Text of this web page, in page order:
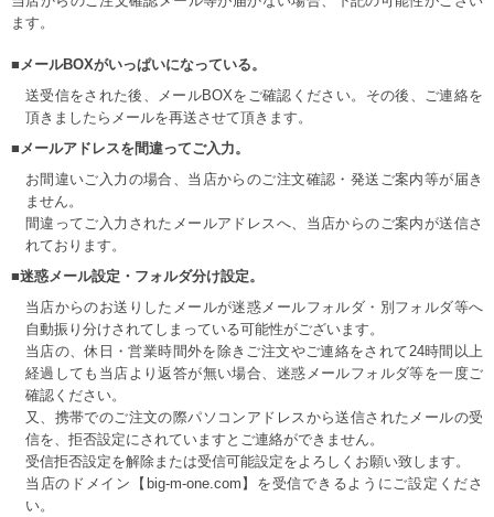
ます。
■メールBOXがいっぱいになっている。
送受信をされた後、メールBOXをご確認ください。その後、ご連絡を
頂きましたらメールを再送させて頂きます。
■メールアドレスを間違ってご入力。
お間違いご入力の場合、当店からのご注文確認・発送ご案内等が届き
ません。
間違ってご入力されたメールアドレスへ、当店からのご案内が送信さ
れております。
■迷惑メール設定・フォルダ分け設定。
当店からのお送りしたメールが迷惑メールフォルダ・別フォルダ等へ
自動振り分けされてしまっている可能性がございます。
当店の、休日・営業時間外を除きご注文やご連絡をされて24時間以上
経過しても当店より返答が無い場合、迷惑メールフォルダ等を一度ご
確認ください。
又、携帯でのご注文の際パソコンアドレスから送信されたメールの受
信を、拒否設定にされていますとご連絡ができません。
受信拒否設定を解除または受信可能設定をよろしくお願い致します。
当店のドメイン【big-m-one.com】を受信できるようにご設定くださ
い。